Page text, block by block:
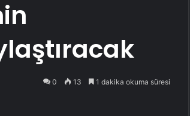
0 13 1 dakika okuma süresi